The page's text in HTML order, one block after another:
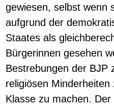
gewiesen, selbst wenn
aufgrund der
Staates als
Bürgerinnen gesehen
Bestrebungen der BJP
religiösen
Klasse zu machen.